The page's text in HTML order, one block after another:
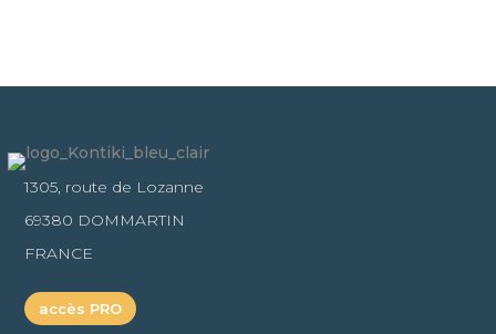
1305, route de Lozanne
69380 DOMMARTIN
FRANCE
accès PRO